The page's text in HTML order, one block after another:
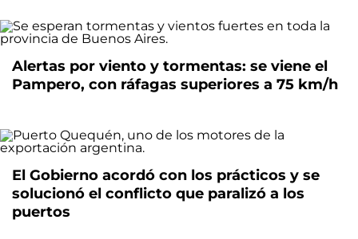
Alertas por viento y tormentas: se viene el
Pampero, con ráfagas superiores a 75 km/h
El Gobierno acordó con los prácticos y se
solucionó el conflicto que paralizó a los
puertos